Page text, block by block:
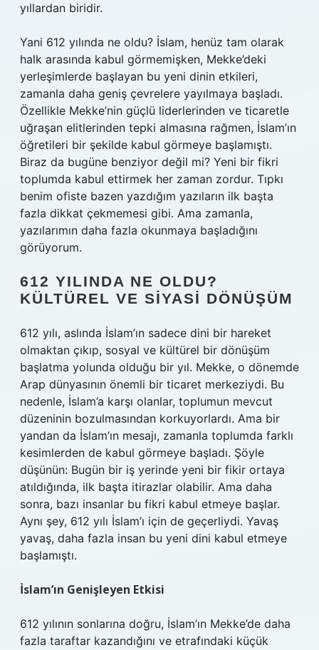
yıllardan biridir.
Yani 612 yılında ne oldu? İslam, henüz tam olarak
halk arasında kabul görmemişken, Mekke’deki
yerleşimlerde başlayan bu yeni dinin etkileri,
zamanla daha geniş çevrelere yayılmaya başladı.
Özellikle Mekke’nin güçlü liderlerinden ve ticaretle
uğraşan elitlerinden tepki almasına rağmen, İslam’ın
öğretileri bir şekilde kabul görmeye başlamıştı.
Biraz da bugüne benziyor değil mi? Yeni bir fikri
toplumda kabul ettirmek her zaman zordur. Tıpkı
benim ofiste bazen yazdığım yazıların ilk başta
fazla dikkat çekmemesi gibi. Ama zamanla,
yazılarımın daha fazla okunmaya başladığını
görüyorum.
612 YILINDA NE OLDU?
KÜLTÜREL VE SIYASI DÖNÜŞÜM
612 yılı, aslında İslam’ın sadece dini bir hareket
olmaktan çıkıp, sosyal ve kültürel bir dönüşüm
başlatma yolunda olduğu bir yıl. Mekke, o dönemde
Arap dünyasının önemli bir ticaret merkeziydi. Bu
nedenle, İslam’a karşı olanlar, toplumun mevcut
düzeninin bozulmasından korkuyorlardı. Ama bir
yandan da İslam’ın mesajı, zamanla toplumda farklı
kesimlerden de kabul görmeye başladı. Şöyle
düşünün: Bugün bir iş yerinde yeni bir fikir ortaya
atıldığında, ilk başta itirazlar olabilir. Ama daha
sonra, bazı insanlar bu fikri kabul etmeye başlar.
Aynı şey, 612 yılı İslam’ı için de geçerliydi. Yavaş
yavaş, daha fazla insan bu yeni dini kabul etmeye
başlamıştı.
İslam’ın Genişleyen Etkisi
612 yılının sonlarına doğru, İslam’ın Mekke’de daha
fazla taraftar kazandığını ve etrafındaki küçük